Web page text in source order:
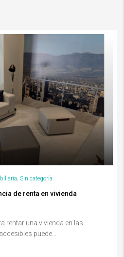
, Sin categoría
de renta en vivienda
rentar una vivienda en las
puede...